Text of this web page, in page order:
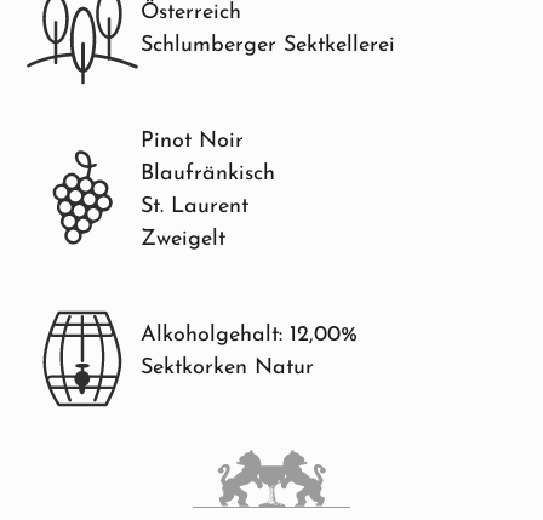
Österreich
Schlumberger Sektkellerei
Pinot Noir
Blaufränkisch
St. Laurent
Zweigelt
Alkoholgehalt: 12,00%
Sektkorken Natur